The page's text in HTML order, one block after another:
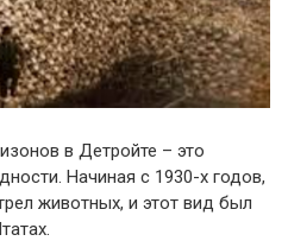
в Детройте – это
Начиная с 1930-х годов,
животных, и этот вид был